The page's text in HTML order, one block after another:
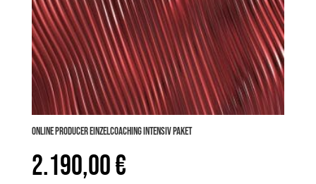
Online PRODUCER Einzelcoaching INTENSIV Paket
2.190,00€